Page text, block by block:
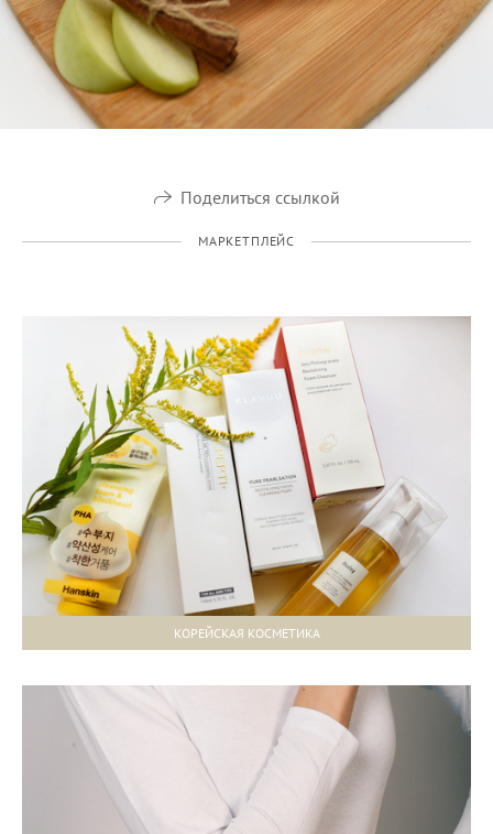
Поделиться ссылкой
МАРКЕТПЛЕЙС
КОРЕЙСКАЯ КОСМЕТИКА